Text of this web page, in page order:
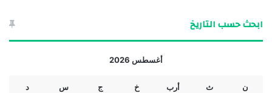
ابحث حسب التاريخ
أغسطس 2026
ن ث أرب خ ج س د